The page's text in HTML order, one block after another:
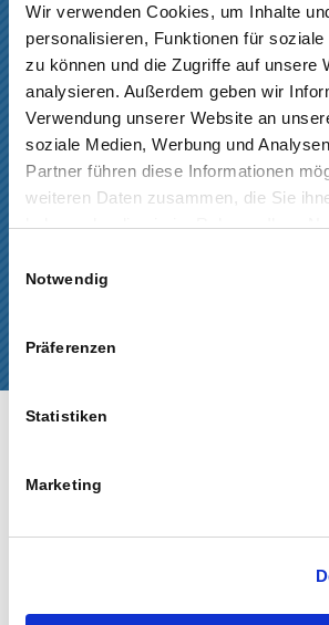
Wir verwenden Cookies, um Inhalte
personalisieren, Funktionen für soziale
zu können und die Zugriffe auf unsere
analysieren. Außerdem geben wir
Verwendung unserer Website an
soziale Medien, Werbung und
Partner führen diese Informationen
weiteren Daten zusammen, die Sie
haben oder die sie im Rahmen Ihrer
Notwendig
Präferenzen
Statistiken
Marketing
Altbausanierung
Dachentwässerung und
Regenwassernutzung
Dachflächenfenster und
Fassaden und
Gauben und
Schornsteinreparatur
Wärmedämmung und